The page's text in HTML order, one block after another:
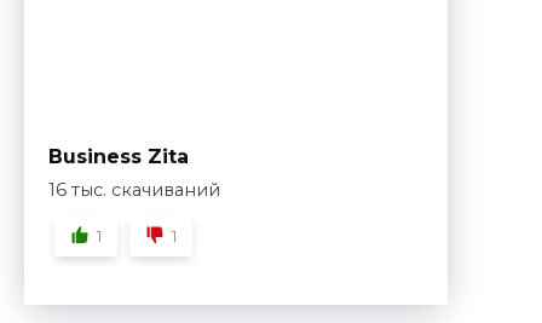
Business Zita
16 тыс. скачиваний
1 1